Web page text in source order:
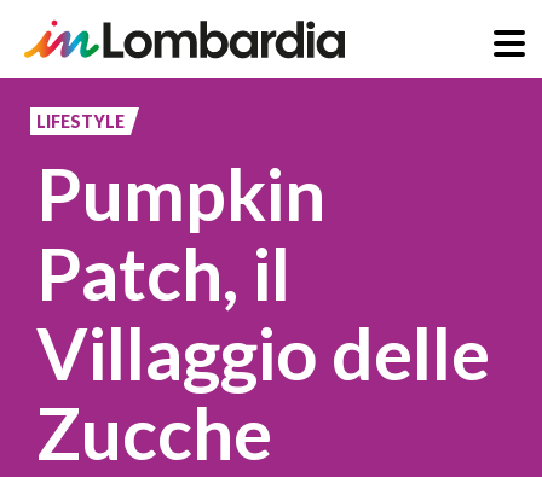
principale
LIFESTYLE
Pumpkin
Patch, il
Villaggio delle
Zucche